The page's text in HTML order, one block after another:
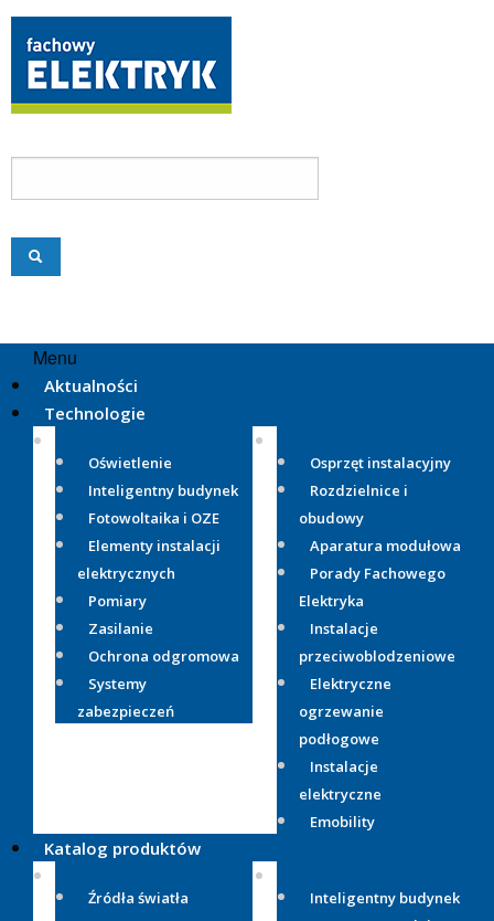
Menu
Aktualności
Technologie
Oświetlenie
Inteligentny budynek
Fotowoltaika i OZE
Elementy instalacji
elektrycznych
Pomiary
Zasilanie
Ochrona odgromowa
Systemy
zabezpieczeń
Osprzęt instalacyjny
Rozdzielnice i
obudowy
Aparatura modułowa
Porady Fachowego
Elektryka
Instalacje
przeciwoblodzeniowe
Elektryczne
ogrzewanie
podłogowe
Instalacje
elektryczne
Emobility
Katalog produktów
Źródła światła
Inteligentny budynek